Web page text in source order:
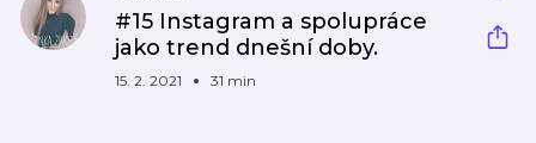
#15 Instagram a spolupráce
jako trend dnešní doby.
15. 2. 2021 31 min